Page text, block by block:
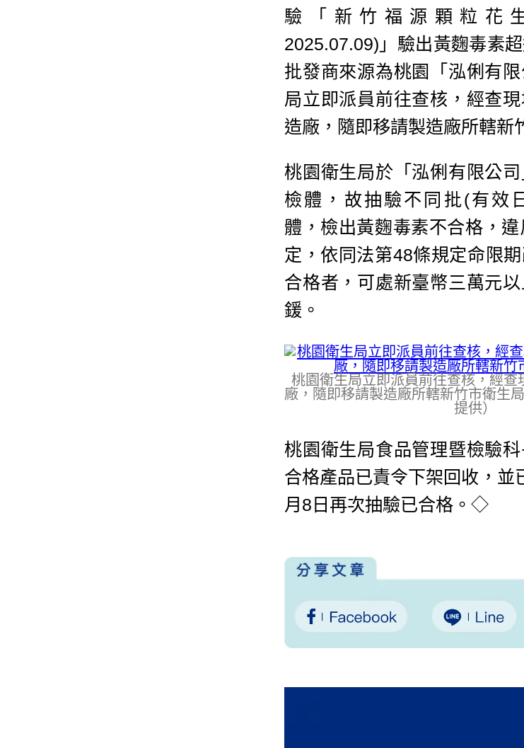
驗「新竹福源顆粒花
2025.07.09)」驗出黃麴毒素
批發商來源為桃園「泓俐有
局立即派員前往查核，經查
造廠，隨即移請製造廠所轄新
桃園衛生局於「泓俐有限公
檢體，故抽驗不同批(有效
體，檢出黃麴毒素不合格，
定，依同法第48條規定命限
合格者，可處新臺幣三萬元
鍰。
桃園衛生局立即派員前往查核，經查
廠，隨即移請製造廠所轄新竹市衛生
提供）
桃園衛生局食品管理暨檢驗
合格產品已責令下架回收，並
月8日再次抽驗已合格。◇